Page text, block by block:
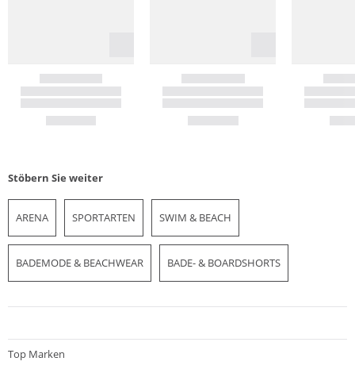
Stöbern Sie weiter
ARENA SPORTARTEN SWIM & BEACH
BADEMODE & BEACHWEAR BADE- & BOARDSHORTS
Top Marken